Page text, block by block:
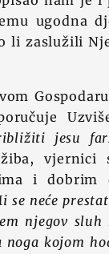
ugodna
zaslužili
jesu
vjernici
i
se neće
njegov
kojom